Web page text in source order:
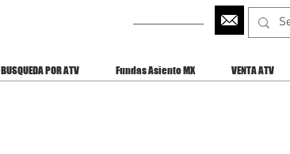
BUSQUEDA POR ATV Fundas Asiento MX VENTA ATV